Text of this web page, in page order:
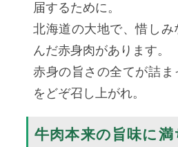
届するために。
北海道の大地で、惜しみ
んだ赤身肉があります。
赤身の旨さの全てが詰ま
をどぞ召し上がれ。
牛肉本来の旨味に